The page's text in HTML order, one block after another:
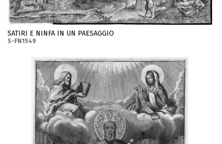
SATIRI E NINFA IN UN PAESAGGIO
S-FN1549